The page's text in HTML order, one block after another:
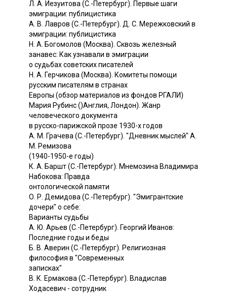
Л. А. Иезуитова (С.-Петербург). Первые шаги
эмиграции: публицистика
А. В. Лавров (С.-Петербург). Д. С. Мережковский в
эмиграции: публицистика
Н. А. Богомолов (Москва). Сквозь железный
занавес: Как узнавали в эмиграции
о судьбах советских писателей
Н. А. Герчикова (Москва). Комитеты помощи
русским писателям в странах
Европы (обзор материалов из фондов РГАЛИ)
Мария Рубинc ()Англия, Лондон). Жанр
человеческого документа
в русско-парижской прозе 1930-х годов
А. М. Грачева (С.-Петербург). "Дневник мыслей" А.
М. Ремизова
(1940-1950-е годы)
К. А. Баршт (С.-Петербург). Мнемозина Владимира
Набокова: Правда
онтологической памяти
О. Р. Демидова (С.-Петербург). "Эмигрантские
дочери" о себе:
Варианты судьбы
A. Ю. Арьев (С.-Петербург). Георгий Иванов:
Последние годы и беды
Б. В. Аверин (С.-Петербург). Религиозная
философия в "Современных
записках"
B. К. Ермакова (С.-Петербург). Владислав
Ходасевич - сотрудник